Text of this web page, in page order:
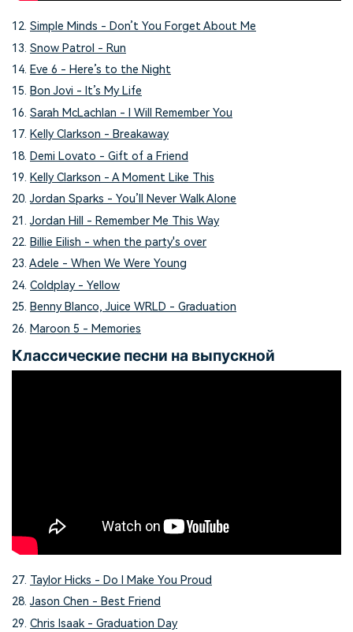
12. Simple Minds - Don’t You Forget About Me
13. Snow Patrol - Run
14. Eve 6 - Here’s to the Night
15. Bon Jovi - It’s My Life
16. Sarah McLachlan - I Will Remember You
17. Kelly Clarkson - Breakaway
18. Demi Lovato - Gift of a Friend
19. Kelly Clarkson - A Moment Like This
20.Jordan Sparks - You’ll Never Walk Alone
21.Jordan Hill - Remember Me This Way
22. Billie Eilish - when the party's over
23. Adele - When We Were Young
24. Coldplay - Yellow
25. Benny Blanco, Juice WRLD - Graduation
26. Maroon 5 - Memories
Классические песни на выпускной
27. Taylor Hicks - Do I Make You Proud
28.Jason Chen - Best Friend
29. Chris Isaak - Graduation Day